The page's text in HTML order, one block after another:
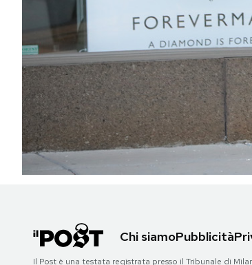
NEWSLETTER
I MIEI PREFERITI
SHOP
CALENDARIO
Area Personale
Newsletter
Chi siamoPubblicità
Il Post è una testata registrata presso il Tribunale di